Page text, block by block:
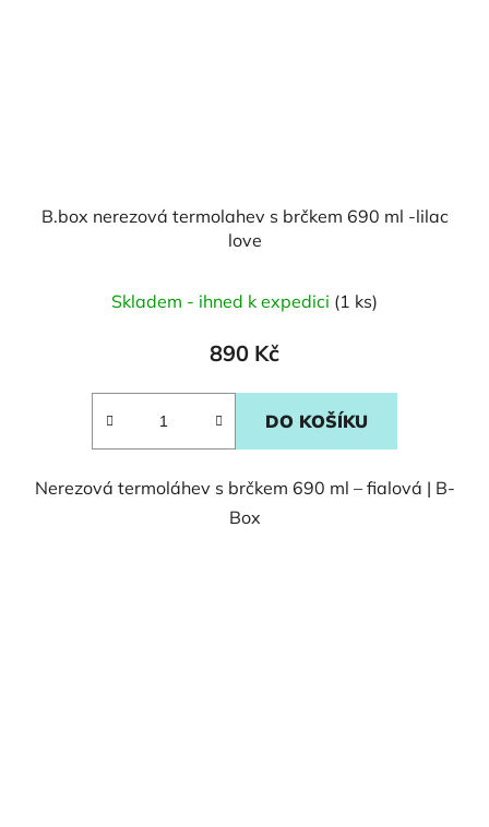
B.box nerezová termolahev s brčkem 690 ml -lilac
love
Skladem - ihned k expedici (1 ks)
890 Kč
DO KOŠÍKU
Nerezová termoláhev s brčkem 690 ml – fialová | B-
Box